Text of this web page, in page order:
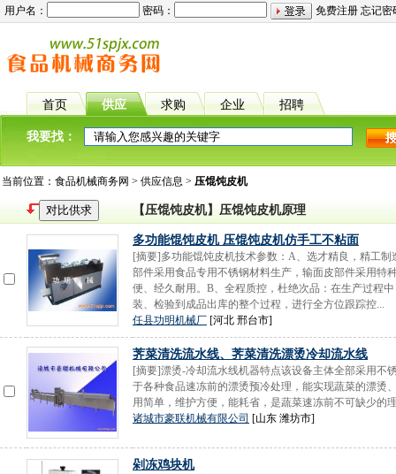
用户名： 密码： 免费注册 忘记密
首页 供应 求购 企业 招聘
我要找：
当前位置： 食品机械商务网 > 供应信息 > 压馄饨皮机
【压馄饨皮机】压馄饨皮机原理
多功能馄饨皮机 压馄饨皮机仿手工不粘面
[摘要]多功能馄饨皮机技术参数：A、选才精良，精工
部件采用食品专用不锈钢材料生产，输面皮部件采用特
便、经久耐用。B、全程质控，杜绝次品：在生产过程
装、检验到成品出库的整个过程，进行全方位跟踪控...
任县功明机械厂 [河北 邢台市]
荠菜清洗流水线、荠菜清洗漂烫冷却流水线
[摘要]漂烫-冷却流水线机器特点该设备主体全部采用不
于各种食品速冻前的漂烫预冷处理，能实现蔬菜的漂烫
用简单，维护方便，能耗省，是蔬菜速冻前不可缺少的
诸城市豪联机械有限公司 [山东 潍坊市]
剁冻鸡块机